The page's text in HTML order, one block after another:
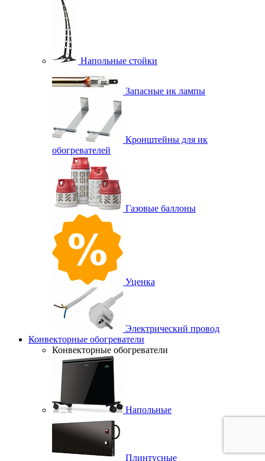
Напольные стойки
Запасные ик лампы
Кронштейны для ик
обогревателей
Газовые баллоны
Уценка
Электрический провод
Конвекторные обогреватели
Конвекторные обогреватели
Напольные
Плинтусные